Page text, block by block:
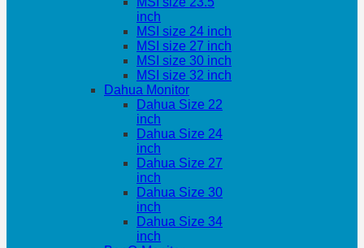
inch
MSI size 24 inch
MSI size 27 inch
MSI size 30 inch
MSI size 32 inch
Dahua Monitor
Dahua Size 22
inch
Dahua Size 24
inch
Dahua Size 27
inch
Dahua Size 30
inch
Dahua Size 34
inch